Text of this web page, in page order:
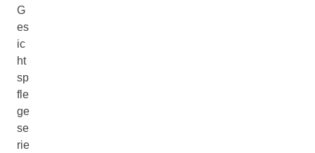
G
es
ic
ht
sp
fle
ge
se
rie